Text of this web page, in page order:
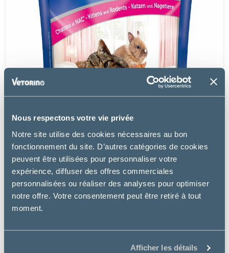
Nous respectons votre vie privée
Notre site utilise des cookies nécessaires au bon
fonctionnement du site. D’autres catégories de cookies
peuvent être utilisées pour personnaliser votre
expérience, diffuser des offres commerciales
personnalisées ou réaliser des analyses pour optimiser
notre offre. Votre consentement peut être retiré à tout
moment.
Afficher les détails
Perlinette
LITIÈRE ABSORBANTE PERLINETTE MICRO-GRANULES